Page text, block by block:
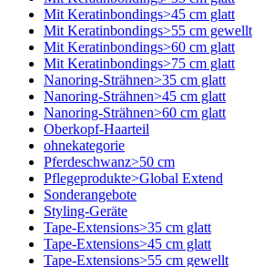
Mit Keratinbondings>45 cm glatt
Mit Keratinbondings>55 cm gewellt
Mit Keratinbondings>60 cm glatt
Mit Keratinbondings>75 cm glatt
Nanoring-Strähnen>35 cm glatt
Nanoring-Strähnen>45 cm glatt
Nanoring-Strähnen>60 cm glatt
Oberkopf-Haarteil
ohnekategorie
Pferdeschwanz>50 cm
Pflegeprodukte>Global Extend
Sonderangebote
Styling-Geräte
Tape-Extensions>35 cm glatt
Tape-Extensions>45 cm glatt
Tape-Extensions>55 cm gewellt